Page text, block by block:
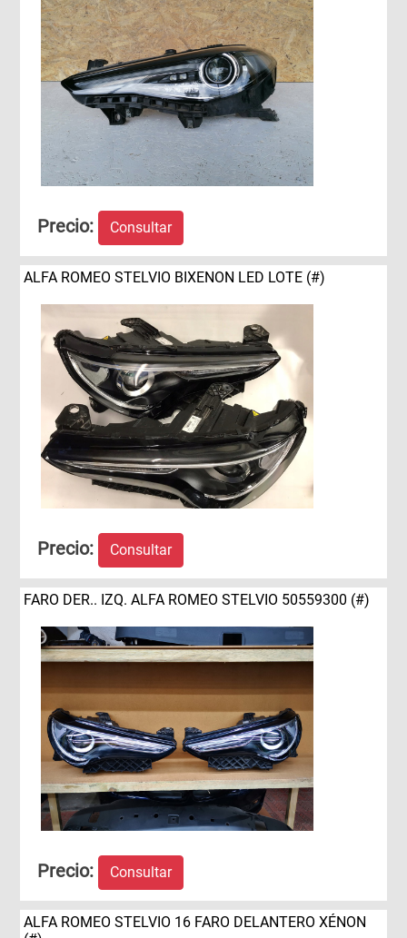
Precio: Consultar
ALFA ROMEO STELVIO BIXENON LED LOTE (#)
Precio: Consultar
FARO DER.. IZQ. ALFA ROMEO STELVIO 50559300 (#)
Precio: Consultar
ALFA ROMEO STELVIO 16 FARO DELANTERO XÉNON